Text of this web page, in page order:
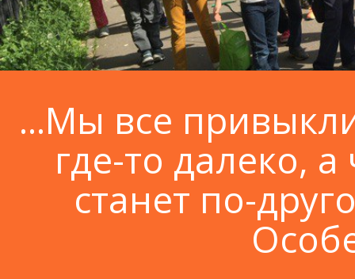
...Мы все
где-то далеко, а
станет по-